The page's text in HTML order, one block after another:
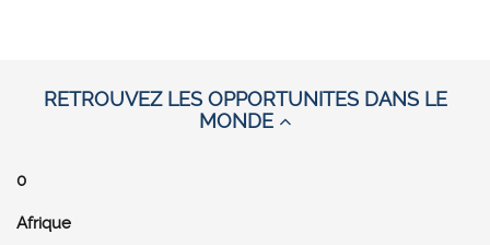
RETROUVEZ LES OPPORTUNITES DANS LE
MONDE
0
Afrique